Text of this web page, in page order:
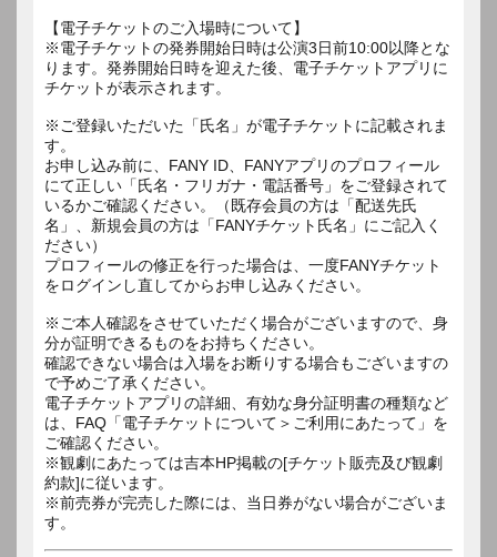
【電子チケットのご入場時について】
※電子チケットの発券開始日時は公演3日前10:00以降とな
ります。発券開始日時を迎えた後、電子チケットアプリに
チケットが表示されます。
※ご登録いただいた「氏名」が電子チケットに記載されま
す。
お申し込み前に、FANY ID、FANYアプリのプロフィール
にて正しい「氏名・フリガナ・電話番号」をご登録されて
いるかご確認ください。（既存会員の方は「配送先氏
名」、新規会員の方は「FANYチケット氏名」にご記入く
ださい）
プロフィールの修正を行った場合は、一度FANYチケット
をログインし直してからお申し込みください。
※ご本人確認をさせていただく場合がございますので、身
分が証明できるものをお持ちください。
確認できない場合は入場をお断りする場合もございますの
で予めご了承ください。
電子チケットアプリの詳細、有効な身分証明書の種類など
は、FAQ「電子チケットについて＞ご利用にあたって」を
ご確認ください。
※観劇にあたっては吉本HP掲載の[チケット販売及び観劇
約款]に従います。
※前売券が完売した際には、当日券がない場合がございま
す。